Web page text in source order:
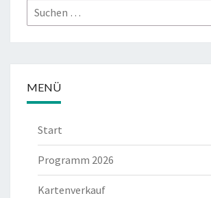
Suchen
nach:
MENÜ
Start
Programm 2026
Kartenverkauf